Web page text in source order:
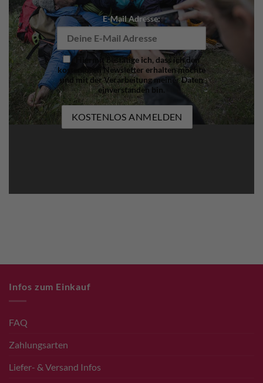
E-Mail Adresse:
Hiermit bestätige ich, dass ich den
kostenlosen Newsletter erhalten möchte
und mit der Verarbeitung meiner Daten
einverstanden bin.
Infos zum Einkauf
FAQ
Zahlungsarten
Liefer- & Versand Infos